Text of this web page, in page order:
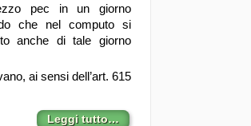
pec in un giorno
che nel computo si
anche di tale giorno
ai sensi dell’art. 615
Leggi tutto…